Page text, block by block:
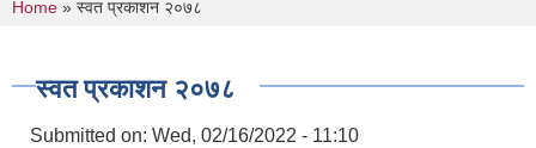
You are here
Home » स्वत प्रकाशन २०७८
स्वत प्रकाशन २०७८
Submitted on: Wed, 02/16/2022 - 11:10